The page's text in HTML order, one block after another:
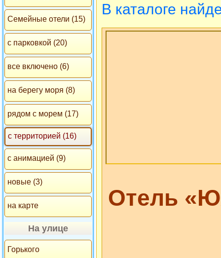
Семейные отели (15)
с парковкой (20)
все включено (6)
на берегу моря (8)
рядом с морем (17)
с территорией (16)
с анимацией (9)
новые (3)
на карте
На улице
Горького
В каталоге
Отель